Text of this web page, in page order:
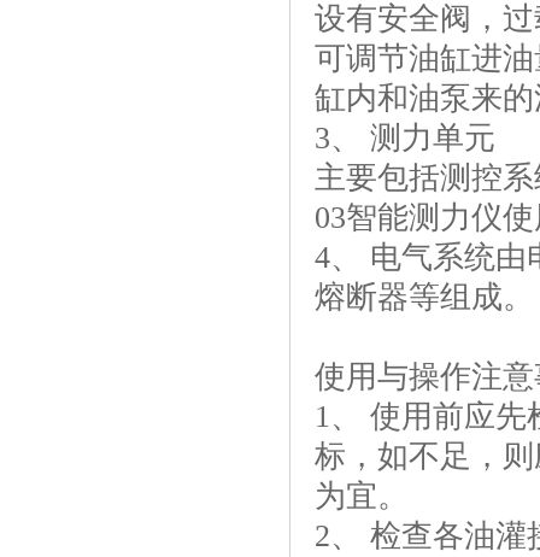
设有安全阀，
可调节油缸进
缸内和油泵来
3、 测力单元
主要包括测控
03智能测力仪
4、 电气系统由
熔断器等组成。
使用与操作注
1、 使用前应
标，如不足，
为宜。
2、 检查各油